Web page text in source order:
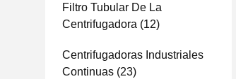
Filtro Tubular De La
Centrifugadora (12)
Centrifugadoras Industriales
Continuas (23)